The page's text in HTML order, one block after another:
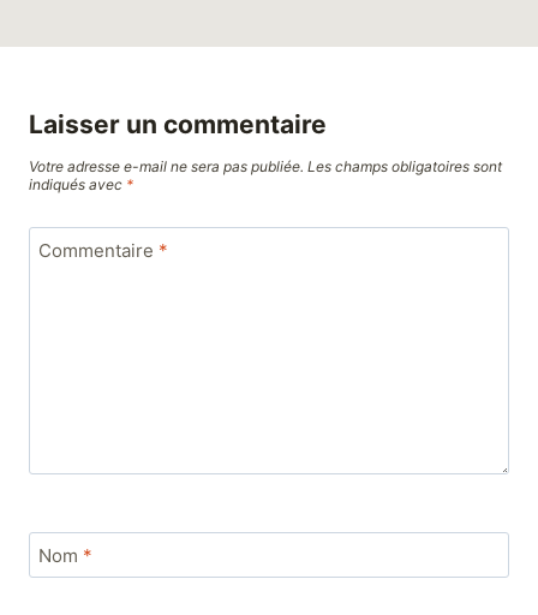
Laisser un commentaire
Votre adresse e-mail ne sera pas publiée. Les champs obligatoires sont
indiqués avec *
Commentaire *
Nom *